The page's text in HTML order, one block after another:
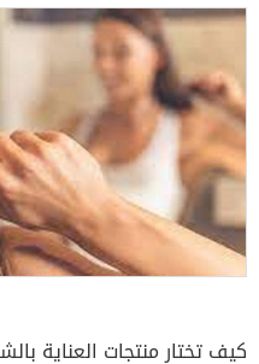
كيف تختار منتجات العناية